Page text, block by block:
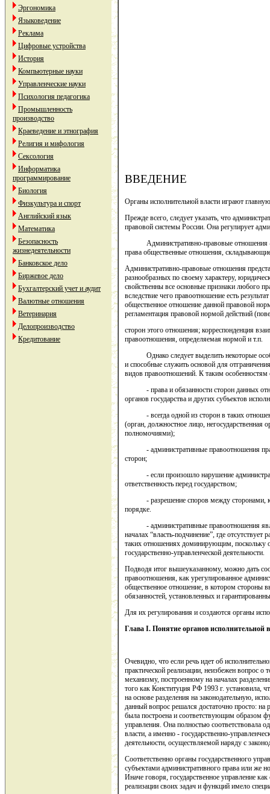
Эргономика
Языковедение
Реклама
Цифровые устройства
История
Компьютерные науки
Управленческие науки
Психология педагогика
Промышленность
производство
Краеведение и этнография
Религия и мифология
Сексология
Информатика
программирование
Биология
Физкультура и спорт
Английский язык
Математика
Безопасность
жизнедеятельности
Банковское дело
Биржевое дело
Бухгалтерский учет и аудит
Валютные отношения
Ветеринария
Делопроизводство
Кредитование
ВВЕДЕНИЕ
Органы исполнительной власти играют
Прежде всего, следует указать, что
правовой системы России. Она регулирует
Административно-правовые отношения -
права общественные отношения,
Административно-правовые отношения
разнообразных по своему характеру,
свойственны все основные признаки любого
вследствие чего правоотношение есть
общественное отношение данной правовой
регламентация правовой нормой действий
сторон этого отношения; корреспонденция
правоотношения, определяемая нормой и т.п.
Однако следует выделить некоторые
и способные служить основой для
видов правоотношений. К таким особенностям
- права и обязанности сторон данных
органов государства и других субъектов
- всегда одной из сторон в таких
(орган, должностное лицо, негосударственная
полномочиями);
- административные правоотношения
сторон;
- если произошло нарушение
ответственность перед государством;
- разрешение споров между сторонами,
порядке.
- административные правоотношения
началах “власть-подчинение”, где
таких отношениях доминирующим, поскольку
государственно-управленческой деятельности.
Подводя итог вышеуказанному, можно дать
правоотношения, как урегулированное
общественное отношение, в котором стороны
обязанностей, установленных и
Для их регулирования и создаются органы
Глава I. Понятие органов исполнительной
Очевидно, что если речь идет об
практической реализации, неизбежен вопрос
механизму, построенному на началах
того как Конституция РФ 1993 г. установила,
на основе разделения на законодательную,
данный вопрос решался достаточно просто: на
была построена и соответствующим образом
управления. Она полностью соответствовала
власти, а именно - государственно-
деятельности, осуществляемой наряду с
Соответственно органы государственного
субъектами административного права или же
Иначе говоря, государственное управление
реализации своих задач и функций имело